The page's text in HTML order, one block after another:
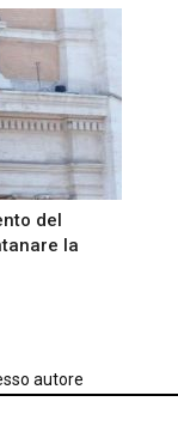
del
la
autore